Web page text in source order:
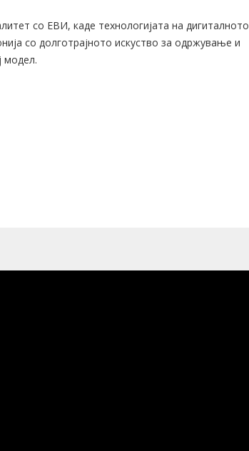
со ЕВИ, каде технологијата на дигиталното
со долготрајното искуство за одржување и
модел.